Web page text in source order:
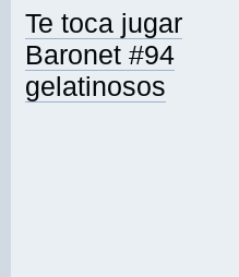
Te toca jugar
Baronet #94
gelatinosos